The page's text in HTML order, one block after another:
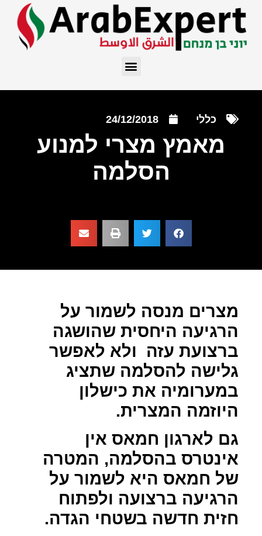
כללי 24/12/2018
מאמץ מצרי למנוע
הסלמה
מצרים מנסה לשמור על
הרגיעה היחסית שהושגה
ברצועת עזה
ולא לאפשר
גלישה להסלמה שתציג
במערומיה את כישלון
היוזמה המצרית.
גם לארגון חמאס אין
אינטרס בהסלמה, המטרה
של חמאס היא לשמור על
הרגיעה ברצועה ולפתוח
חזית חדשה בשטחי הגדה.